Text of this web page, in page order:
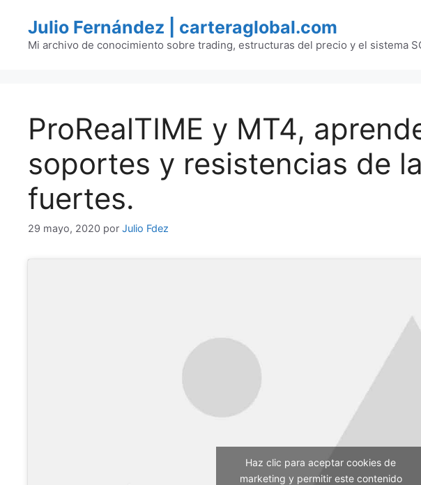
contenido
Julio Fernández | carteraglobal.com
Mi archivo de conocimiento sobre trading, estructuras del precio y el sistema
ProRealTIME y MT4,
soportes y resistencias de
fuertes.
29 mayo, 2020 por Julio Fdez
Haz clic para aceptar cookies de
marketing y permitir este contenido